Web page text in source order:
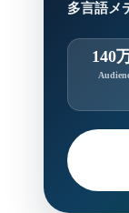
多言語メ
140